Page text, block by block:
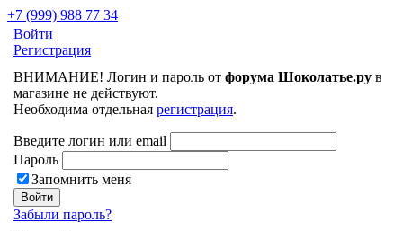
+7 (999) 988 77 34
Войти
Регистрация
ВНИМАНИЕ! Логин и пароль от форума Шоколатье.ру в
магазине не действуют.
Необходима отдельная регистрация.
Введите логин или email
Пароль
Запомнить меня
Забыли пароль?